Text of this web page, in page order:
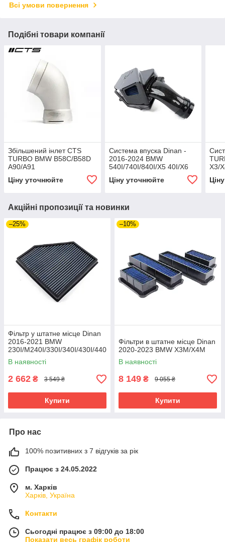
Всі умови повернення
Подібні товари компанії
Збільшений інлет CTS
TURBO BMW B58C/B58D
A90/A91
SUPRA/G20/G29/G42/ Z4
M40I/M240i/M340I/M440I/M440I
Ціну уточнюйте
Система впуска Dinan -
2016-2024 BMW
540I/740I/840I/X5 40I/X6
Ціну уточнюйте
X3/
Акційні пропозиції та новинки
–25%
Фільтр у штатне місце Dinan
2016-2021 BMW
230I/M240I/330I/340I/430I/440
IВ наявності
2 662 ₴ 3 549 ₴
Купити
–10%
Фільтри в штатне місце Dinan
2020-2023 BMW X3M/X4M
В наявності
8 149 ₴ 9 055 ₴
Купити
Про нас
100% позитивних з 7 відгуків за рік
Працює з 24.05.2022
м. Харків
Харків, Україна
Контакти
Сьогодні працює з 09:00 до 18:00
Показати весь графік роботи